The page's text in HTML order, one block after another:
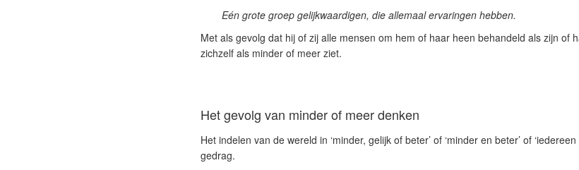
Eén grote groep gelijkwaardigen, die allemaal ervaringen hebben.
Met als gevolg dat hij of zij alle mensen om hem of haar heen behandeld als zijn of
zichzelf als minder of meer ziet.
Het gevolg van minder of meer denken
Het indelen van de wereld in ‘minder, gelijk of beter’ of ‘minder en beter’ of
gedrag.